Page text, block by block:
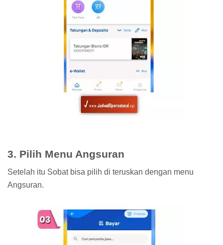
3. Pilih Menu Angsuran
Setelah itu Sobat bisa pilih di teruskan dengan menu
Angsuran.